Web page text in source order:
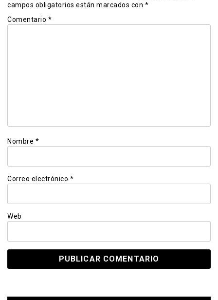
campos obligatorios están marcados con *
Comentario *
Nombre *
Correo electrónico *
Web